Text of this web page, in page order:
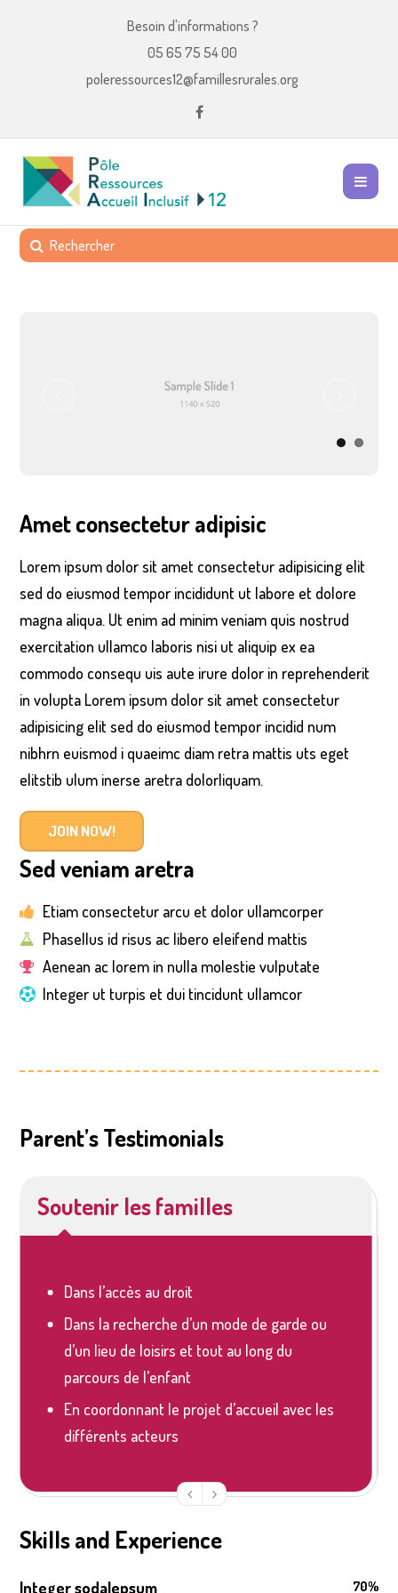
Besoin d'informations ?
05 65 75 54 00
poleressources12@famillesrurales.org
Amet consectetur adipisic
Lorem ipsum dolor sit amet consectetur adipisicing elit
sed do eiusmod tempor incididunt ut labore et dolore
magna aliqua. Ut enim ad minim veniam quis nostrud
exercitation ullamco laboris nisi ut aliquip ex ea
commodo consequ uis aute irure dolor in reprehenderit
in volupta Lorem ipsum dolor sit amet consectetur
adipisicing elit sed do eiusmod tempor incidid num
nibhrn euismod i quaeimc diam retra mattis uts eget
elitstib ulum inerse aretra dolorliquam.
JOIN NOW!
Sed veniam aretra
Etiam consectetur arcu et dolor ullamcorper
Phasellus id risus ac libero eleifend mattis
Aenean ac lorem in nulla molestie vulputate
Integer ut turpis et dui tincidunt ullamcor
Parent’s Testimonials
Soutenir les familles
Dans l’accès au droit
Dans la recherche d’un mode de garde ou
d’un lieu de loisirs et tout au long du
parcours de l’enfant
En coordonnant le projet d’accueil avec les
différents acteurs
Skills and Experience
Integer sodalepsum 70%